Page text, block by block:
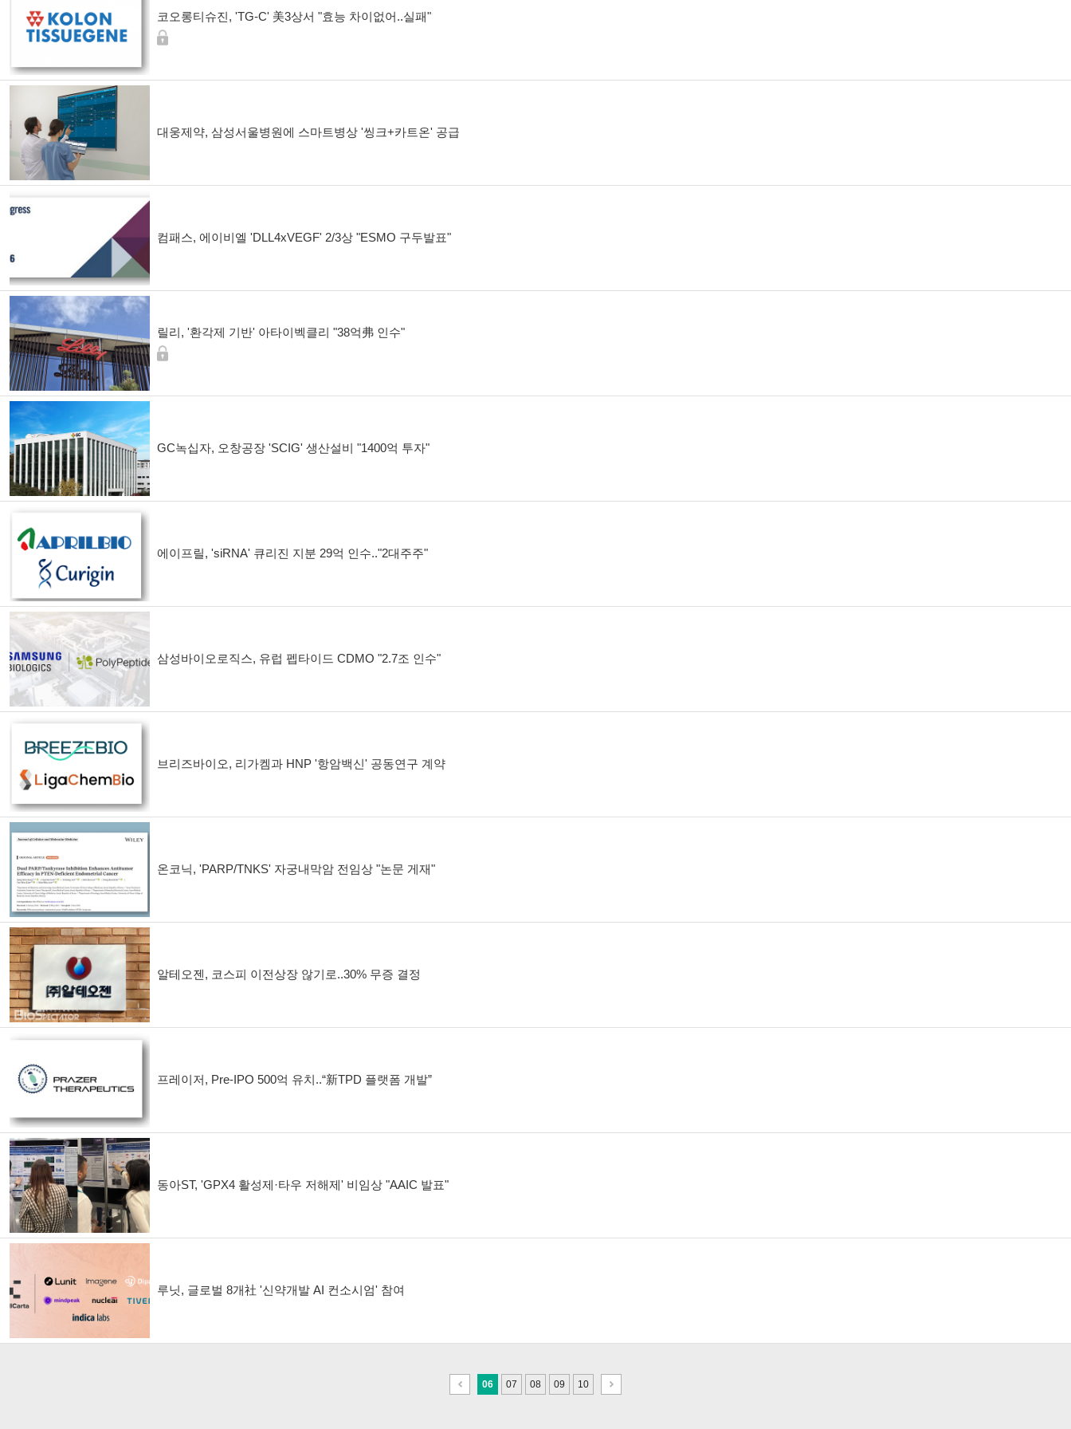
코오롱티슈진, 'TG-C' 美3상서 "효능 차이없어..실패"
대웅제약, 삼성서울병원에 스마트병상 '씽크+카트온' 공급
컴패스, 에이비엘 'DLL4xVEGF' 2/3상 "ESMO 구두발표"
릴리, '환각제 기반' 아타이벡클리 "38억弗 인수"
GC녹십자, 오창공장 'SCIG' 생산설비 "1400억 투자"
에이프릴, 'siRNA' 큐리진 지분 29억 인수.."2대주주"
삼성바이오로직스, 유럽 펩타이드 CDMO "2.7조 인수"
브리즈바이오, 리가켐과 HNP '항암백신' 공동연구 계약
온코닉, 'PARP/TNKS' 자궁내막암 전임상 "논문 게재"
알테오젠, 코스피 이전상장 않기로..30% 무증 결정
프레이저, Pre-IPO 500억 유치..“新TPD 플랫폼 개발”
동아ST, 'GPX4 활성제·타우 저해제' 비임상 "AAIC 발표"
루닛, 글로벌 8개社 '신약개발 AI 컨소시엄' 참여
이
전
06 07 08 09 10
다
음